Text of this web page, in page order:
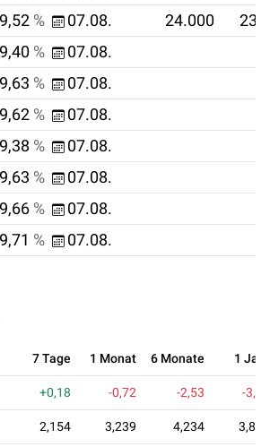
% 07.08. 24.000
%
07.08.
%
07.08.
%
07.08.
%
07.08.
%
07.08.
%
07.08.
% 07.08.
7 Tage 1 Monat 6 Monate 1 Jahr
+0,18 -0,72 -2,53 -3,07
2,154 3,239 4,234 3,824